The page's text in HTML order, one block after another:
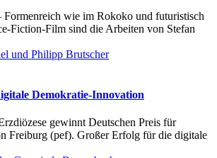
wie im Rokoko und futuristisch
Fiction-Film sind die Arbeiten von Stefan
Demokratie-Innovation
gewinnt Deutschen Preis für
Freiburg (pef). Großer Erfolg für die digitale